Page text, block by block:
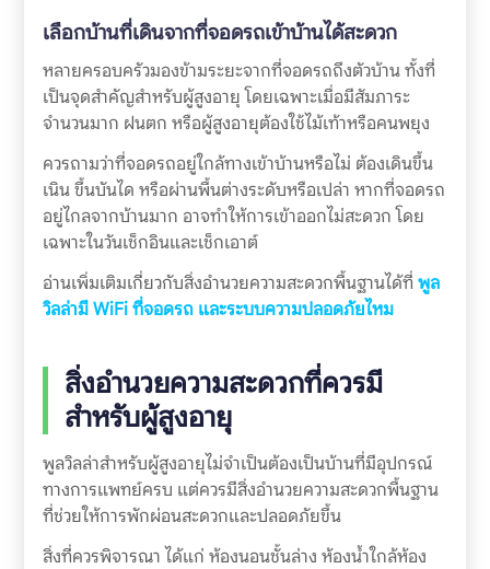
เลือกบ้านที่เดินจากที่จอดรถเข้าบ้านได้สะดวก
หลายครอบครัวมองข้ามระยะจากที่จอดรถถึงตัวบ้าน ทั้งที่
เป็นจุดสำคัญสำหรับผู้สูงอายุ โดยเฉพาะเมื่อมีสัมภาระ
จำนวนมาก ฝนตก หรือผู้สูงอายุต้องใช้ไม้เท้าหรือคนพยุง
ควรถามว่าที่จอดรถอยู่ใกล้ทางเข้าบ้านหรือไม่ ต้องเดินขึ้น
เนิน ขึ้นบันได หรือผ่านพื้นต่างระดับหรือเปล่า หากที่จอดรถ
อยู่ไกลจากบ้านมาก อาจทำให้การเข้าออกไม่สะดวก โดย
เฉพาะในวันเช็กอินและเช็กเอาต์
อ่านเพิ่มเติมเกี่ยวกับสิ่งอำนวยความสะดวกพื้นฐานได้ที่ พูล
วิลล่ามี WiFi ที่จอดรถ และระบบความปลอดภัยไหม
สิ่งอำนวยความสะดวกที่ควรมี
สำหรับผู้สูงอายุ
พูลวิลล่าสำหรับผู้สูงอายุไม่จำเป็นต้องเป็นบ้านที่มีอุปกรณ์
ทางการแพทย์ครบ แต่ควรมีสิ่งอำนวยความสะดวกพื้นฐาน
ที่ช่วยให้การพักผ่อนสะดวกและปลอดภัยขึ้น
สิ่งที่ควรพิจารณา ได้แก่ ห้องนอนชั้นล่าง ห้องน้ำใกล้ห้อง